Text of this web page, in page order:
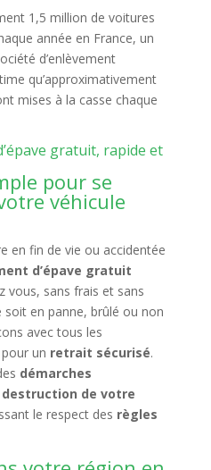
1,5 million de voitures
année en France, un
d’enlèvement
qu’approximativement
mises à la casse chaque
gratuit, rapide et
pour se
véhicule
en fin de vie ou accidentée
d’épave gratuit
vous, sans frais et sans
en panne, brûlé ou non
avec tous les
un retrait sécurisé.
démarches
destruction de votre
le respect des règles